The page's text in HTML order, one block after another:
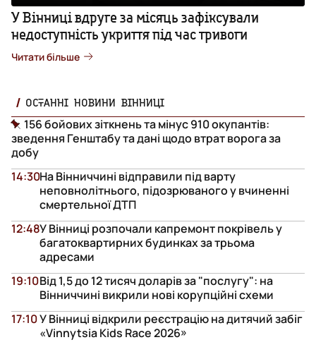
У Вінниці вдруге за місяць зафіксували
недоступність укриття під час тривоги
Читати більше
ОСТАННІ НОВИНИ ВІННИЦІ
156 бойових зіткнень та мінус 910 окупантів:
зведення Генштабу та дані щодо втрат ворога за
добу
На Вінниччині відправили під варту
неповнолітнього, підозрюваного у вчиненні
смертельної ДТП
14:30
У Вінниці розпочали капремонт покрівель у
багатоквартирних будинках за трьома
адресами
12:48
Від 1,5 до 12 тисяч доларів за "послугу": на
Вінниччині викрили нові корупційні схеми
19:10
У Вінниці відкрили реєстрацію на дитячий забіг
«Vinnytsia Kids Race 2026»
17:10